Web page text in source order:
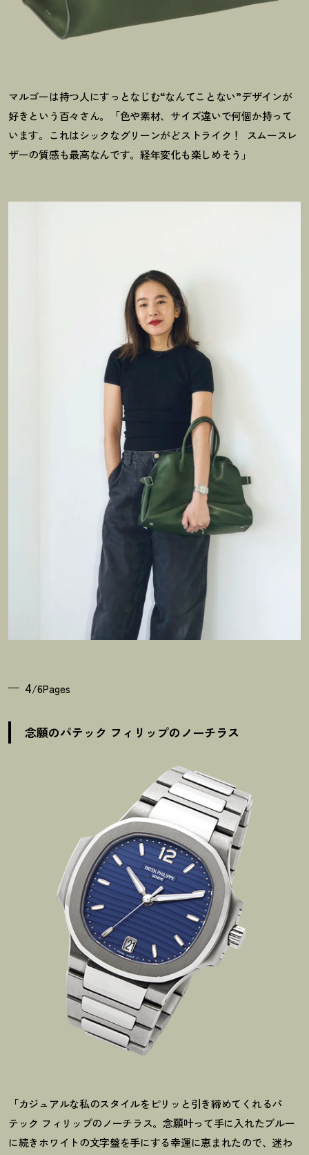
マルゴーは持つ人にすっとなじむ“なんてことない”デザインが
好きという百々さん。「色や素材、サイズ違いで何個か持って
います。これはシックなグリーンがどストライク！
スムースレ
ザーの質感も最高なんです。経年変化も楽しめそう」
4/6Pages
念願のパテック フィリップのノーチラス
「カジュアルな私のスタイルをピリッと引き締めてくれるパ
テック フィリップのノーチラス。念願叶って手に入れたブルー
に続きホワイトの文字盤を手にする幸運に恵まれたので、迷わ